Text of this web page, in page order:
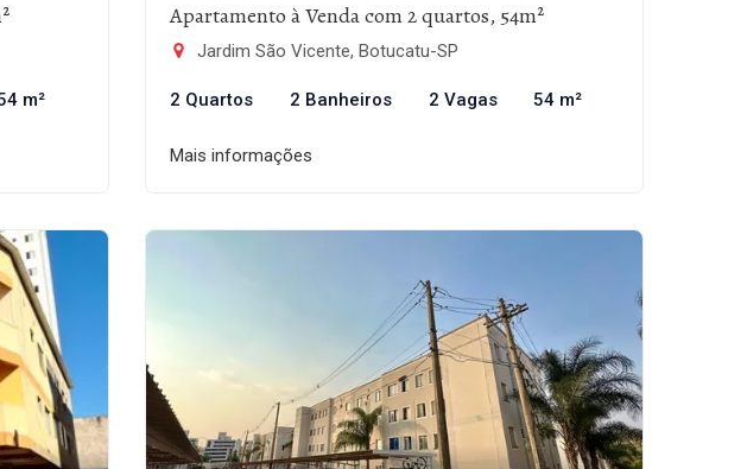
m²
Apartamento à Venda com 2 quartos, 54m²
Jardim São Vicente, Botucatu-SP
2 Quartos 2 Banheiros 2 Vagas 54 m²
Mais informações